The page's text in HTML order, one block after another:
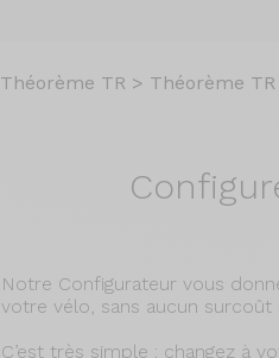
Théorème TR > Théorème TR
Notre Configurateur vous
votre vélo, sans aucun
C’est très simple : changez à